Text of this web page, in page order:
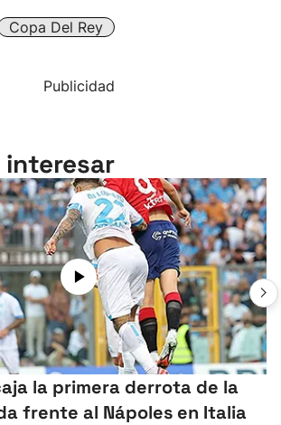
Copa Del Rey
Publicidad
interesar
la primera derrota de la
frente al Nápoles en Italia